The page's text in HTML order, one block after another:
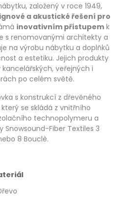
založený v roce 1949,
a akustické řešení pro
inovativním přístupemk
s renomovanými architekty a
na výrobu nábytku a doplňků
a estetiku. Jejich produkty
veřejných i
po celém světě.
s konstrukcí z dřevěného
se skládá z vnitřního
technopolymeru a
Fiber Textiles 3
8 Bouclè.